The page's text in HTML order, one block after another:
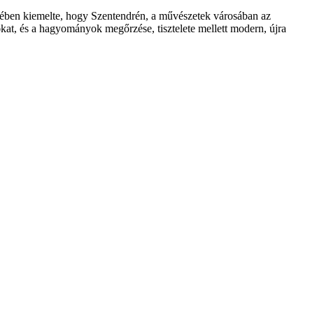
kiemelte, hogy Szentendrén, a művészetek városában az
és a hagyományok megőrzése, tisztelete mellett modern, újra